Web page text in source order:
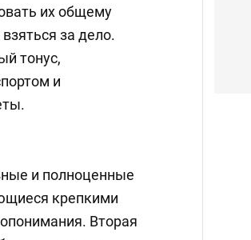
их общему
за дело.
тонус,
и
и полноценные
крепкими
Вторая